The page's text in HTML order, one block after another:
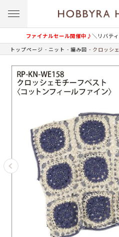
ファイナルセール開催中♪＼リバテ
トップページ ニット 編み図 クロッシ